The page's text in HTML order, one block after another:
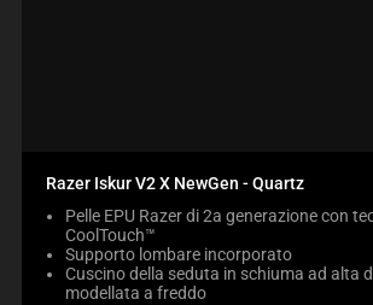
Razer Iskur V2 X NewGen - Quartz
Pelle EPU Razer di 2a generazione con
CoolTouch™
Supporto lombare incorporato
Cuscino della seduta in schiuma ad alta
modellata a freddo